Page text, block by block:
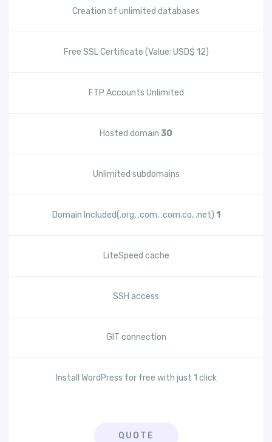
Creation of unlimited databases
Free SSL Certificate (Value: USD$ 12)
FTP Accounts Unlimited
Hosted domain 30
Unlimited subdomains
Domain Included(.org, .com, .com.co, .net) 1
LiteSpeed cache
SSH access
GIT connection
Install WordPress for free with just 1 click
QUOTE